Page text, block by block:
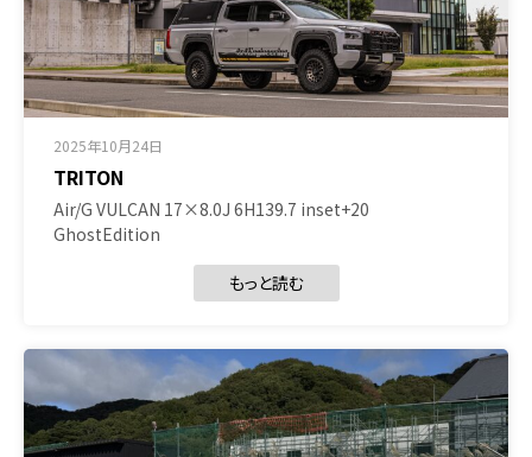
2025年10月24日
TRITON
Air/G VULCAN 17×8.0J 6H139.7 inset+20
GhostEdition
もっと読む